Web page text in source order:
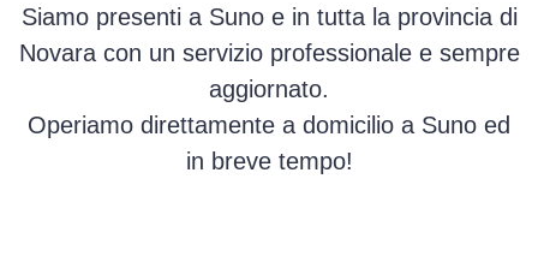
Siamo presenti a Suno e in tutta la provincia di
Novara con un servizio professionale e sempre
aggiornato.
Operiamo direttamente a domicilio a Suno ed
in breve tempo!